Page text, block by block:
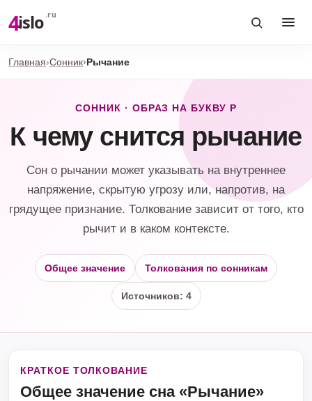
4islo .ru
Главная Сонник Рычание
СОННИК · ОБРАЗ НА БУКВУ Р
К чему снится рычание
Сон о рычании может указывать на внутреннее
напряжение, скрытую угрозу или, напротив, на
грядущее признание. Толкование зависит от того, кто
рычит и в каком контексте.
Общее значение Толкования по сонникам
Источников: 4
КРАТКОЕ ТОЛКОВАНИЕ
Общее значение сна «Рычание»